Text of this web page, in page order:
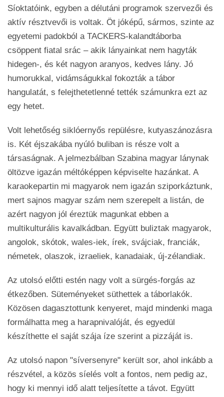
Síoktatóink, egyben a délutáni programok szervezői és
aktív résztvevői is voltak. Öt jóképű, sármos, szinte az
egyetemi padokból a TACKERS-kalandtáborba
csöppent fiatal srác – akik lányainkat nem hagyták
hidegen-, és két nagyon aranyos, kedves lány. Jó
humorukkal, vidámságukkal fokozták a tábor
hangulatát, s felejthetetlenné tették számunkra ezt az
egy hetet.
Volt lehetőség siklóernyős repülésre, kutyaszánozásra
is. Két éjszakába nyúló buliban is része volt a
társaságnak. A jelmezbálban Szabina magyar lánynak
öltözve igazán méltóképpen képviselte hazánkat. A
karaokepartin mi magyarok nem igazán sziporkáztunk,
mert sajnos magyar szám nem szerepelt a listán, de
azért nagyon jól éreztük magunkat ebben a
multikulturális kavalkádban. Együtt buliztak magyarok,
angolok, skótok, wales-iek, írek, svájciak, franciák,
németek, olaszok, izraeliek, kanadaiak, új-zélandiak.
Az utolsó előtti estén nagy volt a sürgés-forgás az
étkezőben. Süteményeket süthettek a táborlakók.
Közösen dagasztottunk kenyeret, majd mindenki maga
formálhatta meg a harapnivalóját, és egyedül
készíthette el saját szája íze szerint a pizzáját is.
Az utolsó napon "síversenyre" került sor, ahol inkább a
részvétel, a közös síelés volt a fontos, nem pedig az,
hogy ki mennyi idő alatt teljesítette a távot. Együtt